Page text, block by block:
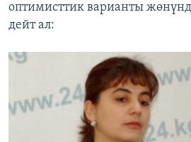
оптимисттик варианты
дейт ал: